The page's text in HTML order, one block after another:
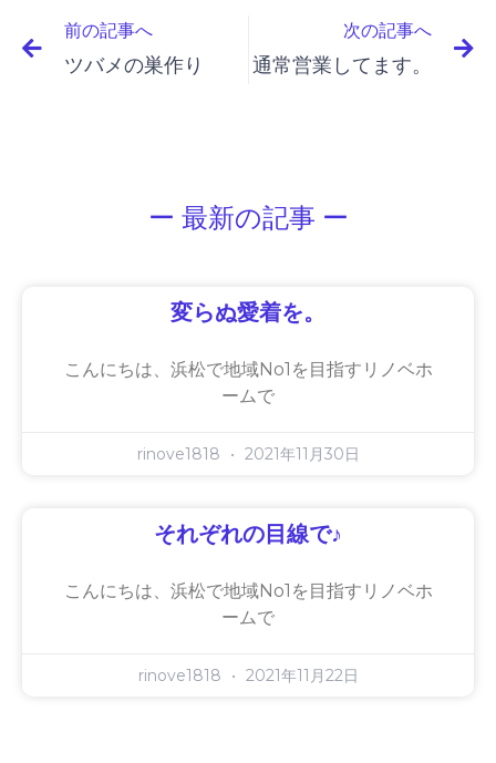
前の記事へ
ツバメの巣作り
次の記事へ
通常営業してます。
ー 最新の記事 ー
変らぬ愛着を。
こんにちは、浜松で地域No1を目指すリノベホ
ームで
rinove1818 2021年11月30日
それぞれの目線で♪
こんにちは、浜松で地域No1を目指すリノベホ
ームで
rinove1818 2021年11月22日